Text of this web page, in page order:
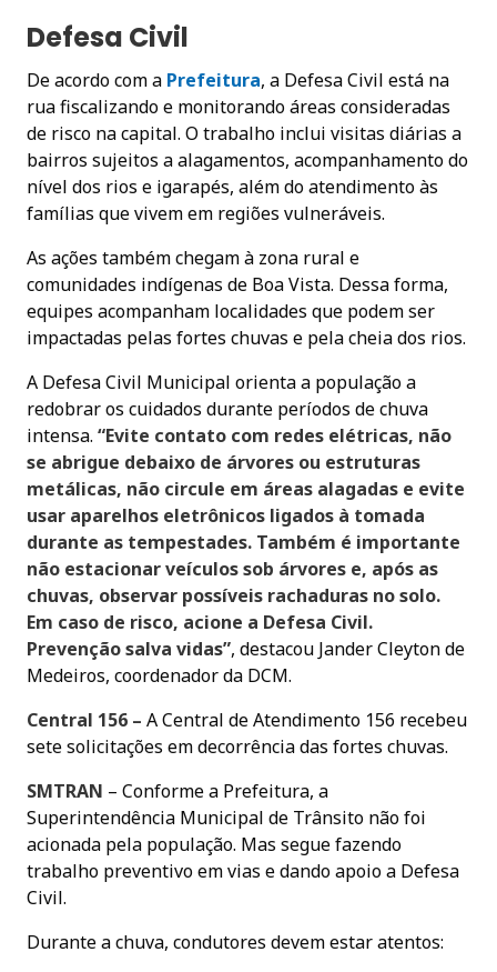
Defesa Civil
De acordo com a Prefeitura, a Defesa Civil está na
rua fiscalizando e monitorando áreas consideradas
de risco na capital. O trabalho inclui visitas diárias a
bairros sujeitos a alagamentos, acompanhamento do
nível dos rios e igarapés, além do atendimento às
famílias que vivem em regiões vulneráveis.
As ações também chegam à zona rural e
comunidades indígenas de Boa Vista. Dessa forma,
equipes acompanham localidades que podem ser
impactadas pelas fortes chuvas e pela cheia dos rios.
A Defesa Civil Municipal orienta a população a
redobrar os cuidados durante períodos de chuva
intensa. “Evite contato com redes elétricas, não
se abrigue debaixo de árvores ou estruturas
metálicas, não circule em áreas alagadas e evite
usar aparelhos eletrônicos ligados à tomada
durante as tempestades. Também é importante
não estacionar veículos sob árvores e, após as
chuvas, observar possíveis rachaduras no solo.
Em caso de risco, acione a Defesa Civil.
Prevenção salva vidas”, destacou Jander Cleyton de
Medeiros, coordenador da DCM.
Central 156 – A Central de Atendimento 156 recebeu
sete solicitações em decorrência das fortes chuvas.
SMTRAN – Conforme a Prefeitura, a
Superintendência Municipal de Trânsito não foi
acionada pela população. Mas segue fazendo
trabalho preventivo em vias e dando apoio a Defesa
Civil.
Durante a chuva, condutores devem estar atentos: